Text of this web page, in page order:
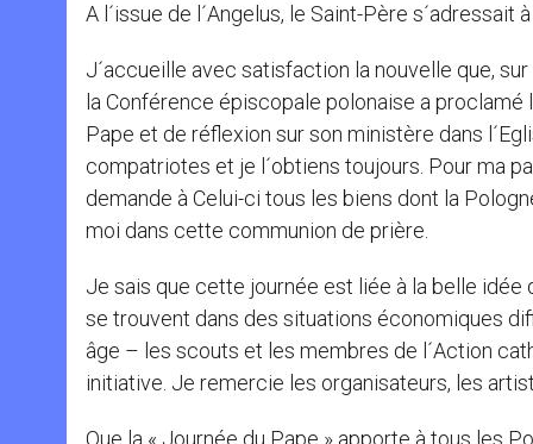
A l´issue de l´Angelus, le Saint-Père s´adressait
J´accueille avec satisfaction la nouvelle que,
la Conférence épiscopale polonaise a
Pape et de réflexion sur son ministère dans
compatriotes et je l´obtiens toujours. Pour ma
demande à Celui-ci tous les biens dont la
moi dans cette communion de prière.
Je sais que cette journée est liée à la belle idée
se trouvent dans des situations économiques
âge – les scouts et les membres de l´Action
initiative. Je remercie les organisateurs, les
Que la « Journée du Pape » apporte à tous les